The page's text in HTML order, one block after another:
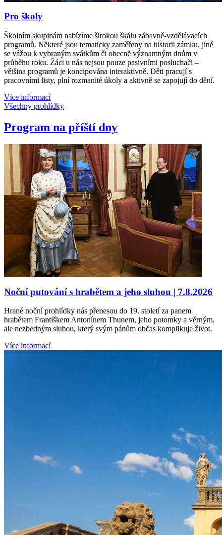
Pro školy
Školním skupinám nabízíme širokou škálu zábavně-vzdělávacích
programů. Některé jsou tematicky zaměřeny na historii zámku, jiné
se vážou k vybraným svátkům či obecně významným dnům v
průběhu roku. Žáci u nás nejsou pouze pasivními posluchači –
většina programů je koncipována interaktivně. Děti pracují s
pracovními listy, plní rozmanité úkoly a aktivně se zapojují do dění.
Více informací
Všechny prohlídky
Program na příští dny
Noční putování s hrabětem a jeho sluhou | 7.8.2026
Hrané noční prohlídky nás přenesou do 19. století za panem
hrabětem Františkem Antonínem Thunem, jeho potomky a věrným,
ale nezbedným sluhou, který svým pánům občas komplikuje život.
Více informací